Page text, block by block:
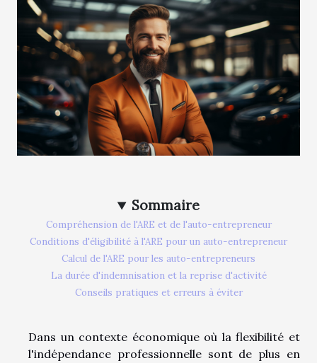
Sommaire
Compréhension de l'ARE et de l'auto-entrepreneur
Conditions d'éligibilité à l'ARE pour un auto-entrepreneur
Calcul de l'ARE pour les auto-entrepreneurs
La durée d'indemnisation et la reprise d'activité
Conseils pratiques et erreurs à éviter
Dans un contexte économique où la flexibilité et
l'indépendance professionnelle sont de plus en